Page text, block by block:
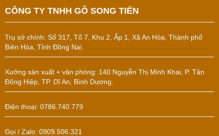
CÔNG TY TNHH GỖ SONG TIẾN
Trụ sở chính: Số 317, Tổ 7, Khu 2, Ấp 1, Xã An Hòa, Thành phố
Biên Hòa, Tỉnh Đồng Nai.
Xưởng sản xuất + văn phòng: 140 Nguyễn Thị Minh Khai, P. Tân
Đông Hiệp, TP. Dĩ An, Bình Dương.
Điện thoại: 0786.740.779
Gọi / Zalo: 0909.506.321